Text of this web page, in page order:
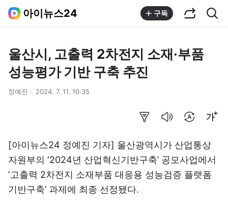
아이뉴스24 구독
울산시, 고출력 2차전지 소재·부품
성능평가 기반 구축 추진
정예진 2024. 7. 11. 10:35
[아이뉴스24 정예진 기자] 울산광역시가 산업통상
자원부의 ‘2024년 산업혁신기반구축’ 공모사업에서
‘고출력 2차전지 소재부품 대응용 성능검증 플랫폼
기반구축’ 과제에 최종 선정됐다.